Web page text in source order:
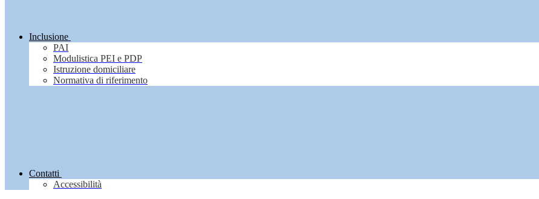
Inclusione
PAI
Modulistica PEI e PDP
Istruzione domiciliare
Normativa di riferimento
Contatti
Accessibilità